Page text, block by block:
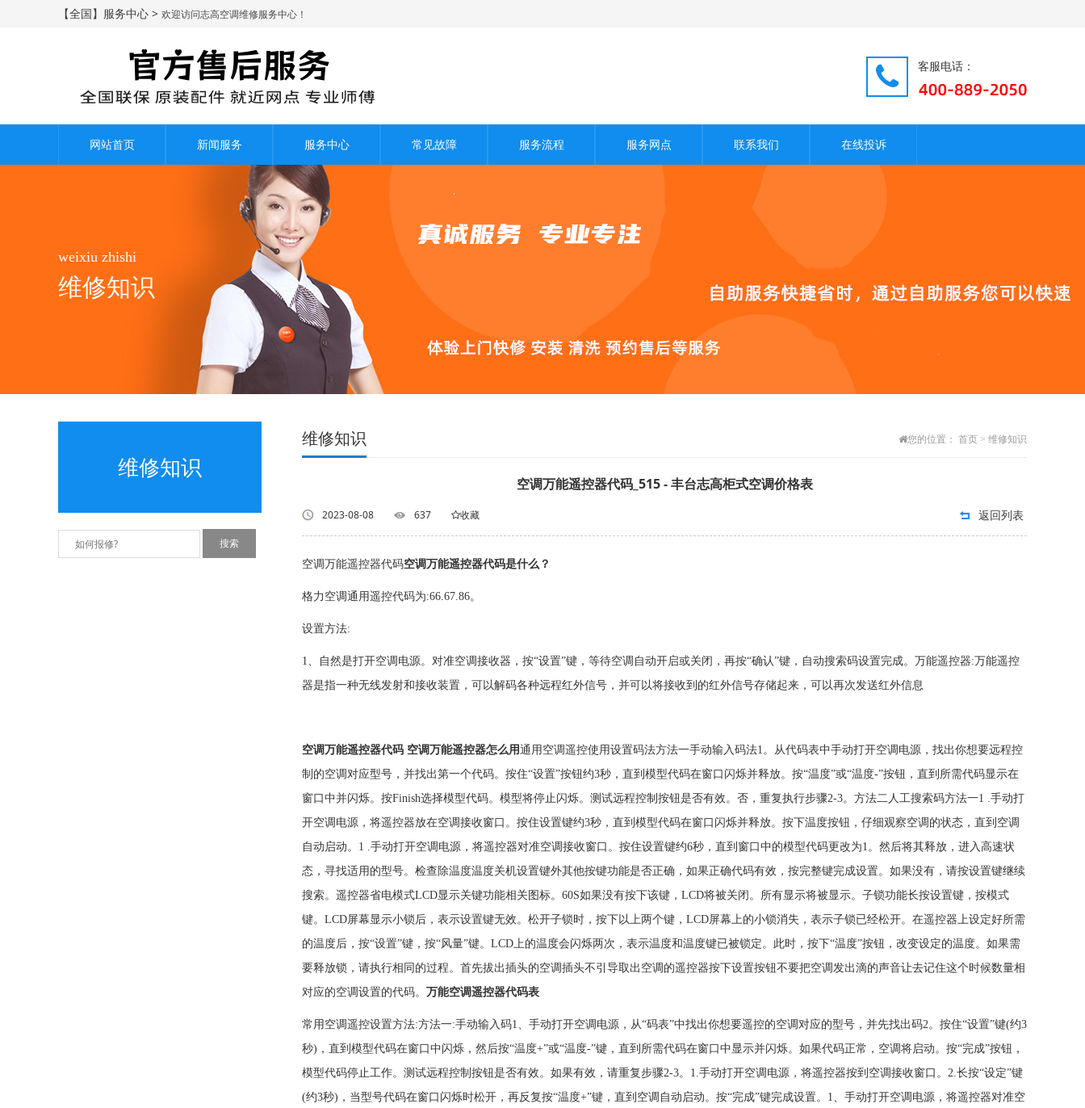
【全国】服务中心 > 欢迎访问志高空调维修服务中心！
客服电话：
网站首页 新闻服务 服务中心 常见故障 服务流程 服务网点 联系我们 在线投诉
weixiu zhishi
维修知识
维修知识
维修知识 您的位置： 首页 > 维修知识
空调万能遥控器代码_515 - 丰台志高柜式空调价格表
2023-08-08 637 收藏 返回列表
空调万能遥控器代码空调万能遥控器代码是什么？
格力空调通用遥控代码为:66.67.86。
设置方法:
1、自然是打开空调电源。对准空调接收器，按“设置”键，等待空调自动开启或关闭，再按“确认”键，自动搜索码设置完成。万能遥控器:万能遥控
器是指一种无线发射和接收装置，可以解码各种远程红外信号，并可以将接收到的红外信号存储起来，可以再次发送红外信息
空调万能遥控器代码 空调万能遥控器怎么用通用空调遥控使用设置码法方法一手动输入码法1。从代码表中手动打开空调电源，找出你想要远程控
制的空调对应型号，并找出第一个代码。按住“设置”按钮约3秒，直到模型代码在窗口闪烁并释放。按“温度”或“温度-”按钮，直到所需代码显示在
窗口中并闪烁。按Finish选择模型代码。模型将停止闪烁。测试远程控制按钮是否有效。否，重复执行步骤2-3。方法二人工搜索码方法一1 .手动打
开空调电源，将遥控器放在空调接收窗口。按住设置键约3秒，直到模型代码在窗口闪烁并释放。按下温度按钮，仔细观察空调的状态，直到空调
自动启动。1 .手动打开空调电源，将遥控器对准空调接收窗口。按住设置键约6秒，直到窗口中的模型代码更改为1。然后将其释放，进入高速状
态，寻找适用的型号。检查除温度温度关机设置键外其他按键功能是否正确，如果正确代码有效，按完整键完成设置。如果没有，请按设置键继续
搜索。遥控器省电模式LCD显示关键功能相关图标。60S如果没有按下该键，LCD将被关闭。所有显示将被显示。子锁功能长按设置键，按模式
键。LCD屏幕显示小锁后，表示设置键无效。松开子锁时，按下以上两个键，LCD屏幕上的小锁消失，表示子锁已经松开。在遥控器上设定好所需
的温度后，按“设置”键，按“风量”键。LCD上的温度会闪烁两次，表示温度和温度键已被锁定。此时，按下“温度”按钮，改变设定的温度。如果需
要释放锁，请执行相同的过程。首先拔出插头的空调插头不引导取出空调的遥控器按下设置按钮不要把空调发出滴的声音让去记住这个时候数量相
对应的空调设置的代码。 万能空调遥控器代码表
常用空调遥控设置方法:方法一:手动输入码1、手动打开空调电源，从“码表”中找出你想要遥控的空调对应的型号，并先找出码2。按住“设置”键(约3
秒)，直到模型代码在窗口中闪烁，然后按“温度+”或“温度-”键，直到所需代码在窗口中显示并闪烁。如果代码正常，空调将启动。按“完成”按钮，
模型代码停止工作。测试远程控制按钮是否有效。如果有效，请重复步骤2-3。1.手动打开空调电源，将遥控器按到空调接收窗口。2.长按“设定”键
(约3秒)，当型号代码在窗口闪烁时松开，再反复按“温度+”键，直到空调自动启动。按“完成”键完成设置。1、手动打开空调电源，将遥控器对准空